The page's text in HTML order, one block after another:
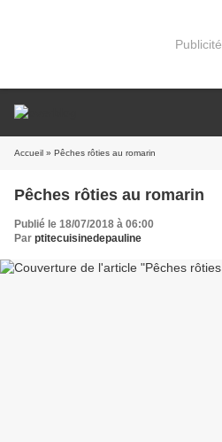
Publicité
Accueil » Pêches rôties au romarin
Pêches rôties au romarin
Publié le 18/07/2018 à 06:00
Par ptitecuisinedepauline